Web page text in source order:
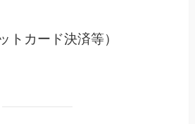
トカード決済等）